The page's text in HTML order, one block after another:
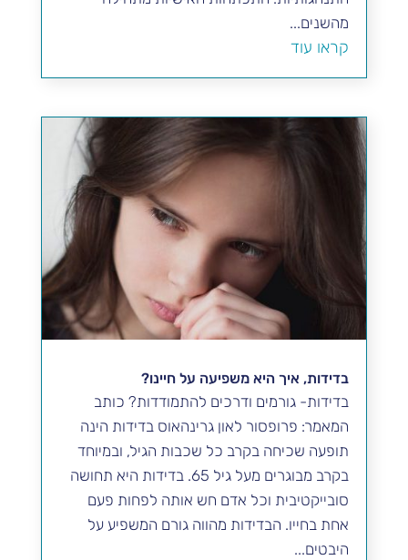
מהשנים...
קראו עוד
בדידות, איך היא משפיעה על חיינו?
בדידות- גורמים ודרכים להתמודדות? כותב
המאמר: פרופסור לאון גרינהאוס בדידות הינה
תופעה שכיחה בקרב כל שכבות הגיל, ובמיוחד
בקרב מבוגרים מעל גיל 65. בדידות היא תחושה
סובייקטיבית וכל אדם חש אותה לפחות פעם
אחת בחייו. הבדידות מהווה גורם המשפיע על
היבטים...